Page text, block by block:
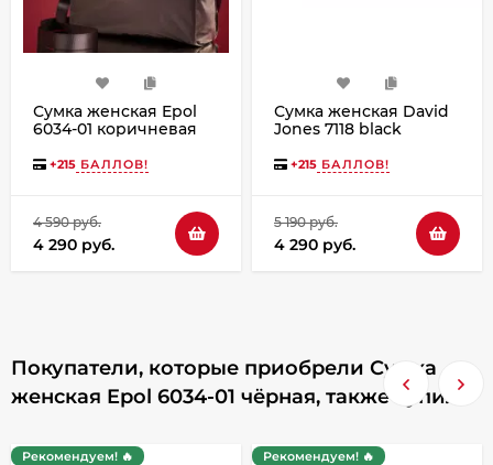
Сумка женская Epol
6034-01 коричневая
+215 БАЛЛОВ!
4 590 руб.
4 290 руб.
Сумка женская David
Jones 7118 black
+215 БАЛЛОВ!
5 190 руб.
4 290 руб.
Покупатели, которые приобрели Сумка
женская Epol 6034-01 чёрная, также купили
Рекомендуем! 🔥 Рекомендуем! 🔥